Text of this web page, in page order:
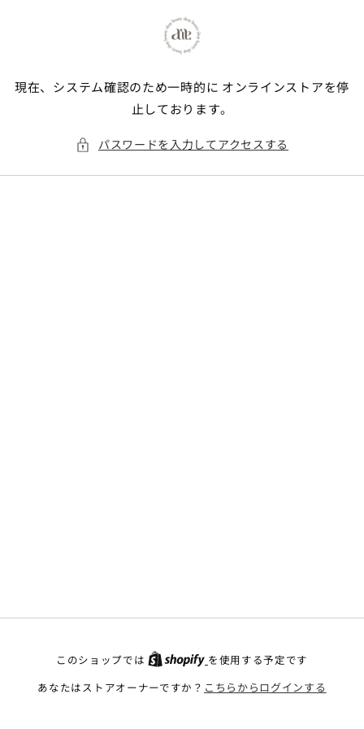
コンテンツに進む
現在、システム確認のため一時的に オンラインストアを停
止しております。
パスワードを入力してアクセスする
このショップでは
を使用する予定です
あなたはストアオーナーですか？ こちらからログインする